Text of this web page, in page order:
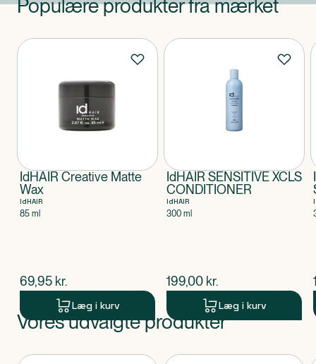
Populære produkter fra mærket
Produkter
IdHAIR Creative Matte
Wax
IdHAIR
85 ml
$nuværende pris
69,95 kr.
Læg i kurv
IdHAIR SENSITIVE XCLS
CONDITIONER
IdHAIR
300 ml
$nuværende pris
199,00 kr.
Læg i kurv
Produkt 1 af 0
Vores udvalgte produkter